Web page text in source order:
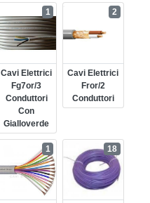
Cavi Elettrici
Fg7or/3
Conduttori
Con
Gialloverde
1
Cavi Elettrici
Fror/2
Conduttori
2
1 18